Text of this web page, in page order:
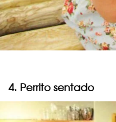
4. Perrito sentado